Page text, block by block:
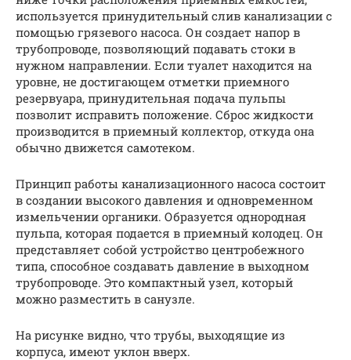
используется принудительный слив канализации с
помощью грязевого насоса. Он создает напор в
трубопроводе, позволяющий подавать стоки в
нужном направлении. Если туалет находится на
уровне, не достигающем отметки приемного
резервуара, принудительная подача пульпы
позволит исправить положение. Сброс жидкости
производится в приемный коллектор, откуда она
обычно движется самотеком.
Принцип работы канализационного насоса состоит
в создании высокого давления и одновременном
измельчении органики. Образуется однородная
пульпа, которая подается в приемный колодец. Он
представляет собой устройство центробежного
типа, способное создавать давление в выходном
трубопроводе. Это компактный узел, который
можно разместить в санузле.
На рисунке видно, что трубы, выходящие из
корпуса, имеют уклон вверх.